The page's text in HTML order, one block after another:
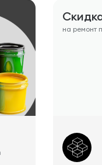
на ремонт